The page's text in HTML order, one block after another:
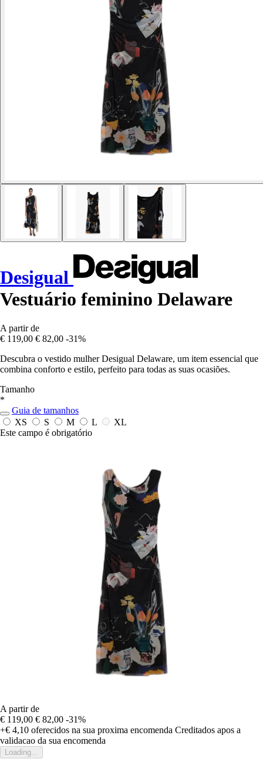
Desigual
Vestuário feminino Delaware
A partir de
€ 119,00 € 82,00 -31%
Descubra o vestido mulher Desigual Delaware, um item essencial que
combina conforto e estilo, perfeito para todas as suas ocasiões.
Tamanho
*
Guia de tamanhos
XS
S M L
XL
Este campo é obrigatório
A partir de
€ 119,00 € 82,00 -31%
+€ 4,10 oferecidos na sua proxima encomenda Creditados apos a
validacao da sua encomenda
Loading...